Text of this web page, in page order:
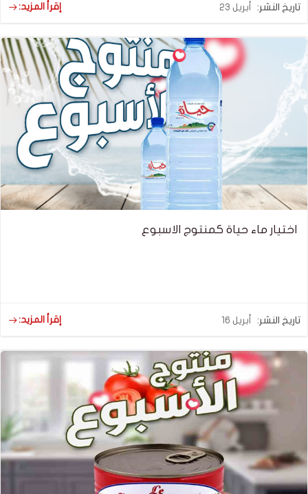
تاريخ النشر: أبريل 23 إقرأ المزيد:
اختيار ماء حياة كمنتوج الاسبوع
تاريخ النشر: أبريل 16 إقرأ المزيد: